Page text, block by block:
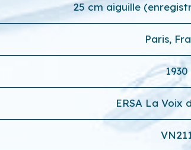
25 cm aiguille
Paris,
1930
ERSA La Voix